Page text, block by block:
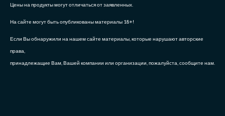
Цены на продукты могут отличаться от заявленных.
На сайте могут быть опубликованы материалы 18+!
Если Вы обнаружили на нашем сайте материалы, которые нарушают авторские
права,
принадлежащие Вам, Вашей компании или организации, пожалуйста, сообщите нам.